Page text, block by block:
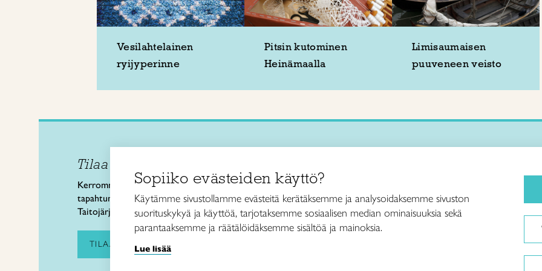
Vesilahtelainen
ryijyperinne
Pitsin kutominen
Heinämaalla
Limisaumaisen
puuveneen veisto
Tilaa uutiskirje
Kerromme käsityön valtakunnallisista
tapahtumista ja uutisista sekä
Taitojärjestön toiminnasta.
TILAA UUTISKIRJE
Käsi- ja taideteollisuusliitto Taito ry
Kalevankatu 61
00180 Helsinki
puh. 040 7525 160
Käsityöohjeet
Me olemme Taito
Sopiiko evästeiden käyttö?
Käytämme sivustollamme evästeitä kerätäksemme ja analysoidaksemme sivuston
suorituskykyä ja käyttöä, tarjotaksemme sosiaalisen median ominaisuuksia sekä
parantaaksemme ja räätälöidäksemme sisältöä ja mainoksia.
Lue lisää